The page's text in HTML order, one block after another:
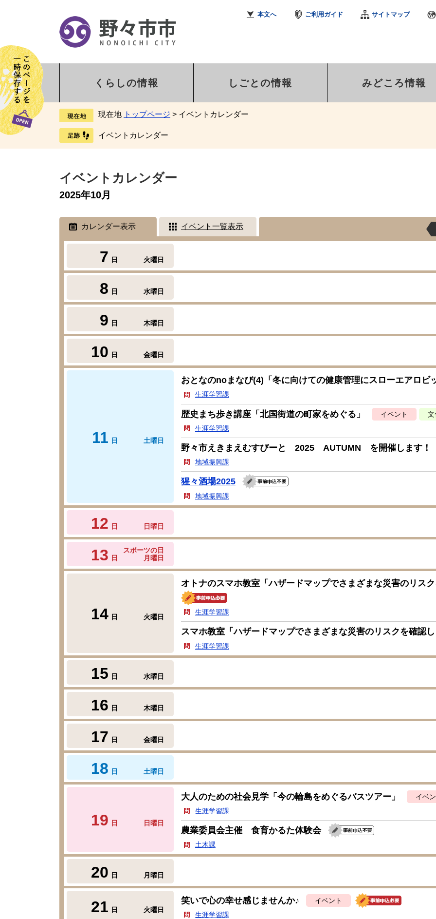
本文へ ご利用ガイド サイトマップ
くらしの情報 しごとの情報 みどころ情報
現在地 トップページ > イベントカレンダー
イベントカレンダー
イベントカレンダー
2025年10月
カレンダー表示 イベント一覧表示
7 日 火曜日
8 日 水曜日
9 日 木曜日
10 日 金曜日
11 日 土曜日
おとなのnoまなび(4)「冬に向けての健康管理にスローエアロビ
生涯学習課
歴史まち歩き講座「北国街道の町家をめぐる」 イベント
文
生涯学習課
野々市えきまえむすびーと 2025 AUTUMN を開催します！
地域振興課
猩々酒場2025
地域振興課
12 日 日曜日
13 日
スポーツの日
月曜日
14 日 火曜日
オトナのスマホ教室「ハザードマップでさまざまな災害のリス
生涯学習課
スマホ教室「ハザードマップでさまざまな災害のリスクを確認
生涯学習課
15 日 水曜日
16 日 木曜日
17 日 金曜日
18 日 土曜日
19 日 日曜日
大人のための社会見学「今の輪島をめぐるバスツアー」
イベ
生涯学習課
農業委員会主催 食育かるた体験会
土木課
20 日 月曜日
21 日 火曜日
笑いで心の幸せ感じませんか♪
イベント
生涯学習課